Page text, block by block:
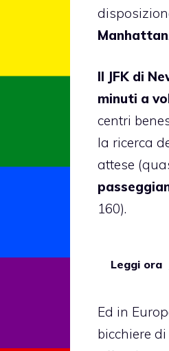
Manhattan.
Il JFK di
minuti a
centri
la ricerca
attese
160).
Leggi ora
Ed in
bicchiere